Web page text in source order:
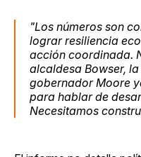
"Los números son
lograr resiliencia
acción coordinada.
alcaldesa Bowser,
gobernador Moore
para hablar de
Necesitamos